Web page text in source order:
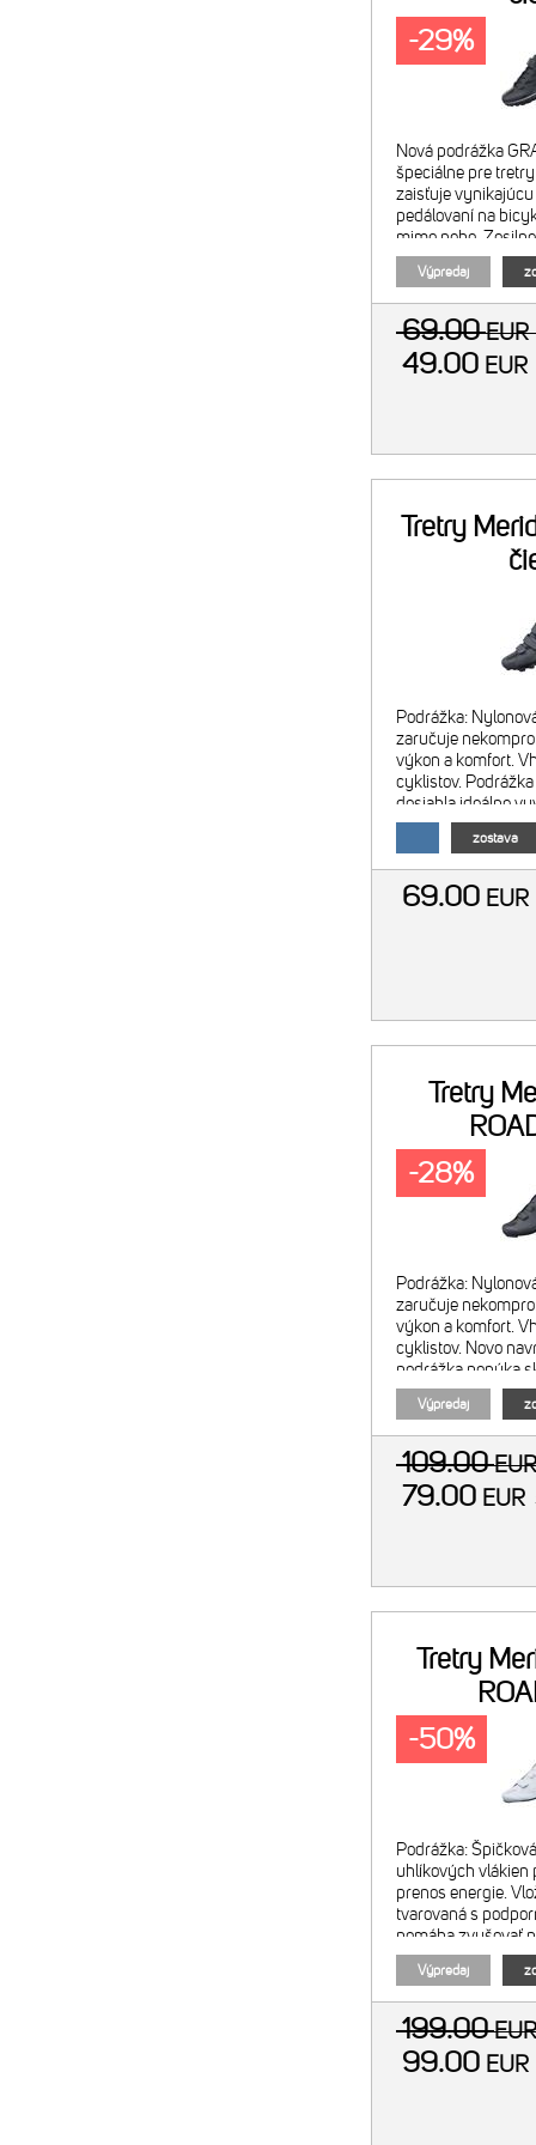
Nová podrážka
špeciálne pre
zaisťuje
pedálovaní na
mimo neho.
podrážke
cez podpornú
Výpredaj
-29%
69.00
49.00 EUR
Tretry
Podrážka:
zaručuje
výkon a komfort.
cyklistov.
dosiahla ideálne
hmotnosti a
zaručí skvelýzostava
69.00
Tretry
Podrážka:
zaručuje
výkon a komfort.
cyklistov. Novo
podrážka ponúka
tuhosti, hmotnosti
vpredu zlepšuje
vyba
Výpredaj
-28%
109.00
79.00 EUR
Tretry
Podrážka:
uhlíkových vlákien
prenos energie.
tvarovaná s
pomáha zvyšovať
horúce body na
aby vaša sila
Výpredaj
-50%
199.00
99.00